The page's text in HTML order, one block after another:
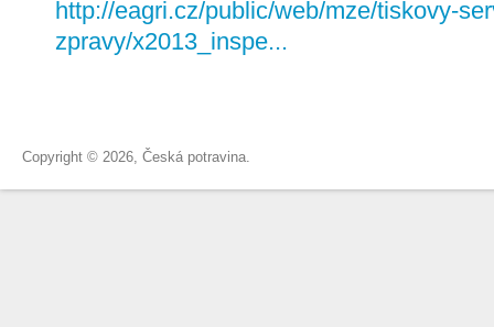
http://eagri.cz/public/web/mze/tiskovy-
zpravy/x2013_inspe...
Copyright © 2026, Česká potravina.